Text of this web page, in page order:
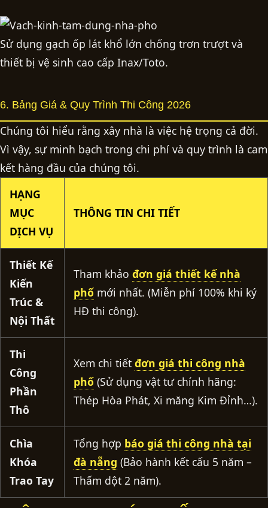
Sử dụng gạch ốp lát khổ lớn chống trơn trượt và
thiết bị vệ sinh cao cấp Inax/Toto.
6. Bảng Giá & Quy Trình Thi Công 2026
Chúng tôi hiểu rằng xây nhà là việc hệ trọng cả đời.
Vì vậy, sự minh bạch trong chi phí và quy trình là cam
kết hàng đầu của chúng tôi.
HẠNG
MỤC
DỊCH VỤ
THÔNG TIN CHI TIẾT
Thiết Kế
Kiến
Trúc &
Nội Thất
Tham khảo đơn giá thiết kế nhà
phố mới nhất. (Miễn phí 100% khi ký
HĐ thi công).
Thi
Công
Phần
Thô
Xem chi tiết đơn giá thi công nhà
phố (Sử dụng vật tư chính hãng:
Thép Hòa Phát, Xi măng Kim Đỉnh…).
Chìa
Khóa
Trao Tay
Tổng hợp báo giá thi công nhà tại
đà nẵng (Bảo hành kết cấu 5 năm –
Thấm dột 2 năm).